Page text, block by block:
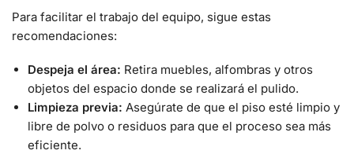
Para facilitar el trabajo del equipo, sigue estas
recomendaciones:
Despeja el área: Retira muebles, alfombras y otros
objetos del espacio donde se realizará el pulido.
Limpieza previa: Asegúrate de que el piso esté limpio y
libre de polvo o residuos para que el proceso sea más
eficiente.